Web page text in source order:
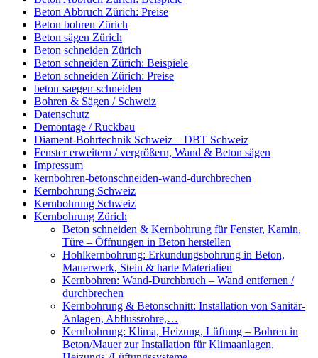
Beton Abbruch Zürich: Preise
Beton bohren Zürich
Beton sägen Zürich
Beton schneiden Zürich
Beton schneiden Zürich: Beispiele
Beton schneiden Zürich: Preise
beton-saegen-schneiden
Bohren & Sägen / Schweiz
Datenschutz
Demontage / Rückbau
Diament-Bohrtechnik Schweiz – DBT Schweiz
Fenster erweitern / vergrößern, Wand & Beton sägen
Impressum
kernbohren-betonschneiden-wand-durchbrechen
Kernbohrung Schweiz
Kernbohrung Schweiz
Kernbohrung Zürich
Beton schneiden & Kernbohrung für Fenster, Kamin,
Türe – Öffnungen in Beton herstellen
Hohlkernbohrung: Erkundungsbohrung in Beton,
Mauerwerk, Stein & harte Materialien
Kernbohren: Wand-Durchbruch – Wand entfernen /
durchbrechen
Kernbohrung & Betonschnitt: Installation von Sanitär-
Anlagen, Abflussrohre,…
Kernbohrung: Klima, Heizung, Lüftung – Bohren in
Beton/Mauer zur Installation für Klimaanlagen,